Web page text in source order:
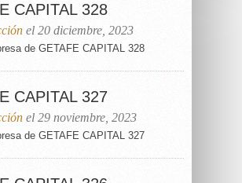
CAPITAL 328
el 20 diciembre, 2023
de GETAFE CAPITAL 328
CAPITAL 327
el 29 noviembre, 2023
de GETAFE CAPITAL 327